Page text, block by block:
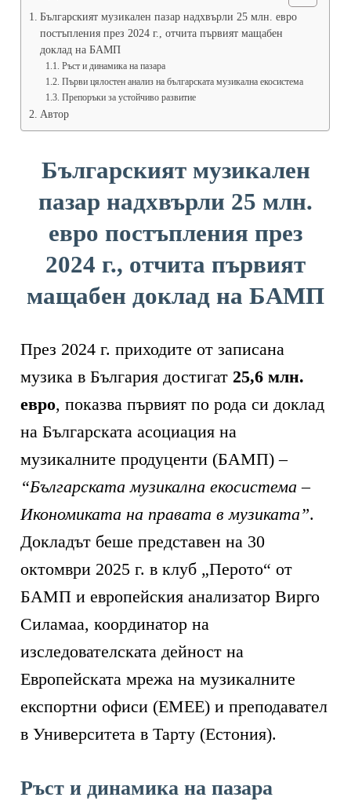
Българският музикален пазар надхвърли 25 млн. евро
постъпления през 2024 г., отчита първият мащабен
доклад на БАМП
Ръст и динамика на пазара
Първи цялостен анализ на българската музикална екосистема
Препоръки за устойчиво развитие
Автор
Българският музикален
пазар надхвърли 25 млн.
евро постъпления през
2024 г., отчита първият
мащабен доклад на БАМП
През 2024 г. приходите от записана
музика в България достигат 25,6 млн.
евро, показва първият по рода си доклад
на Българската асоциация на
музикалните продуценти (БАМП) –
“Българската музикална екосистема –
Икономиката на правата в музиката”.
Докладът беше представен на 30
октомври 2025 г. в клуб „Перото“ от
БАМП и европейския анализатор Вирго
Силамаа, координатор на
изследователската дейност на
Европейската мрежа на музикалните
експортни офиси (ЕМЕЕ) и преподавател
в Университета в Тарту (Естония).
Ръст и динамика на пазара